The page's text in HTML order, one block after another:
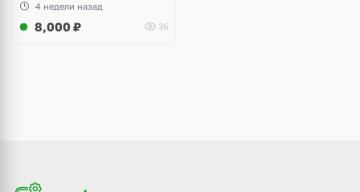
4 недели назад
8,000 ₽ 36